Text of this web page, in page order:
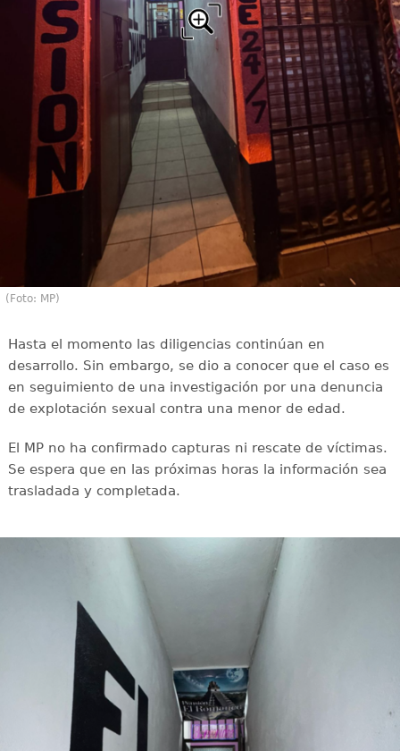
(Foto: MP)
Hasta el momento las diligencias continúan en
desarrollo. Sin embargo, se dio a conocer que el caso es
en seguimiento de una investigación por una denuncia
de explotación sexual contra una menor de edad.
El MP no ha confirmado capturas ni rescate de víctimas.
Se espera que en las próximas horas la información sea
trasladada y completada.